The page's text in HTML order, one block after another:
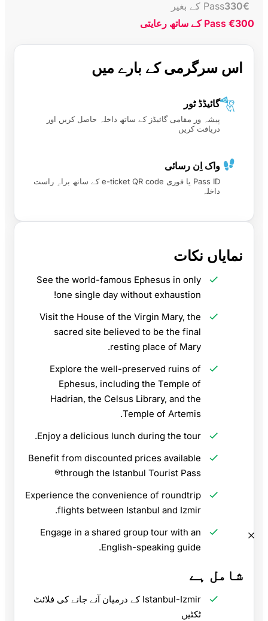
€
330Pass کے بغیر
€300
اس سرگرمی کے بارے میں
گائیڈڈ ٹور
پیشہ ور مقامی گائیڈز کے ساتھ داخلہ حاصل کریں اور
دریافت کریں
واک اِن رسائی
Pass ID یا فوری e-ticket QR code کے ساتھ براہِ راست
داخلہ
نمایاں نکات
See the world-famous Ephesus in only
one single day without exhaustion!
Visit the House of the Virgin Mary, the
sacred site believed to be the final
resting place of Mary.
Explore the well-preserved ruins of
Ephesus, including the Temple of
Hadrian, the Celsus Library, and the
Temple of Artemis.
Enjoy a delicious lunch during the tour.
Benefit from discounted prices available
through the Istanbul Tourist Pass®
Experience the convenience of roundtrip
flights between Istanbul and Izmir.
Engage in a shared group tour with an
English-speaking guide.
شامل ہے
Istanbul-Izmir کے درمیان آنے جانے کی فلائٹ
ٹکٹیں